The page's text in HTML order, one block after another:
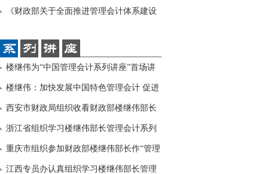
的指
《财政部关于全面推进管理会计体系建设
楼继伟为“中国管理会计系列讲座”首场讲
座
楼继伟：加快发展中国特色管理会计 促进
我国
西安市财政局组织收看财政部楼继伟部长
管理
浙江省组织学习楼继伟部长管理会计系列
讲座
重庆市组织参加财政部楼继伟部长作“管理
会
江西专员办认真组织学习楼继伟部长管理